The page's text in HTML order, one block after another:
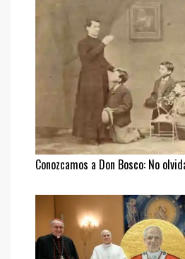
Conozcamos a Don Bosco: No